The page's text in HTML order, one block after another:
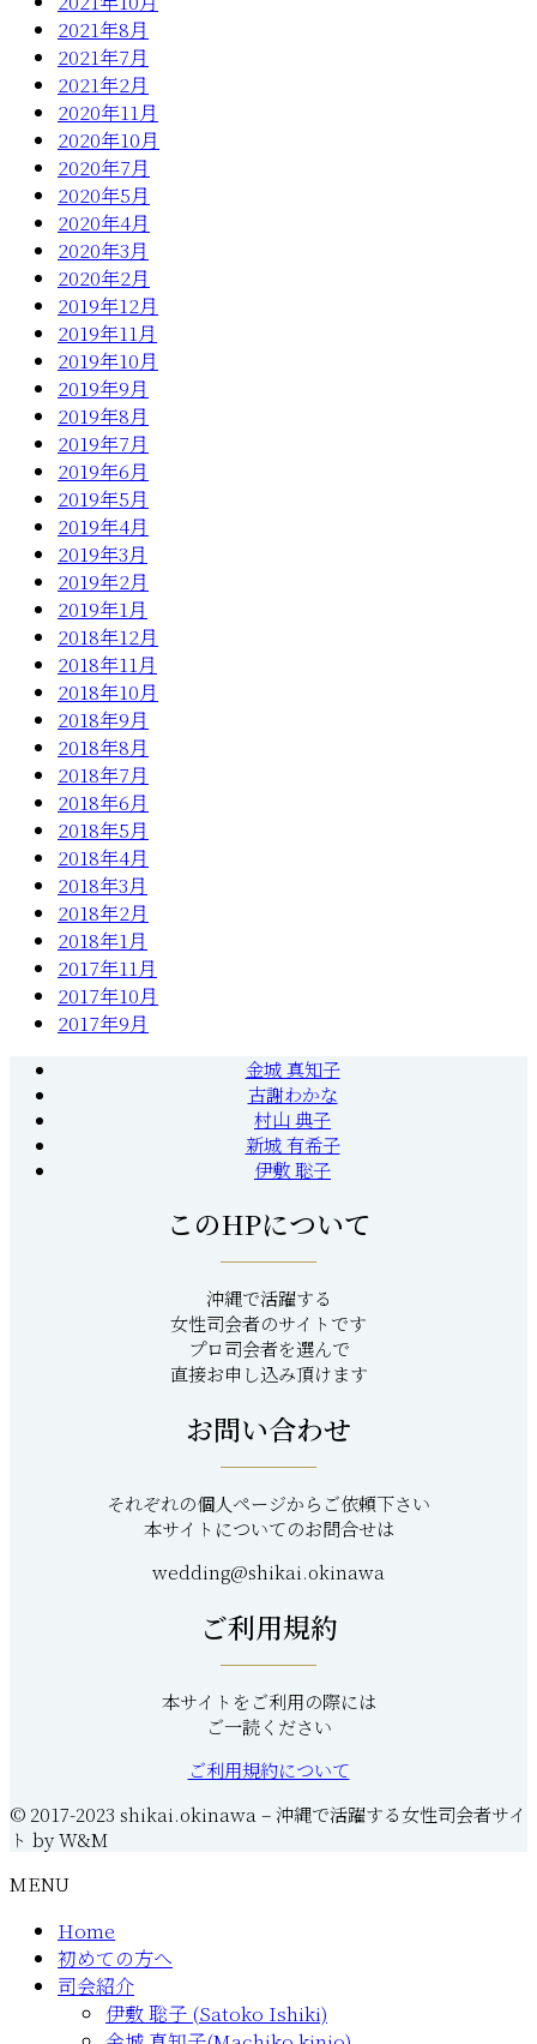
2021年8月
2021年7月
2021年2月
2020年11月
2020年10月
2020年7月
2020年5月
2020年4月
2020年3月
2020年2月
2019年12月
2019年11月
2019年10月
2019年9月
2019年8月
2019年7月
2019年6月
2019年5月
2019年4月
2019年3月
2019年2月
2019年1月
2018年12月
2018年11月
2018年10月
2018年9月
2018年8月
2018年7月
2018年6月
2018年5月
2018年4月
2018年3月
2018年2月
2018年1月
2017年11月
2017年10月
2017年9月
金城 真知子
古謝わかな
村山 典子
新城 有希子
伊敷 聡子
このHPについて
沖縄で活躍する
女性司会者のサイトです
プロ司会者を選んで
直接お申し込み頂けます
お問い合わせ
それぞれの個人ページからご依頼下さい
本サイトについてのお問合せは
wedding@shikai.okinawa
ご利用規約
本サイトをご利用の際には
ご一読ください
ご利用規約について
© 2017-2023 shikai.okinawa – 沖縄で活躍する女性司会者サイ
ト by W&M
MENU
Home
初めての方へ
司会紹介
伊敷 聡子 (Satoko Ishiki)